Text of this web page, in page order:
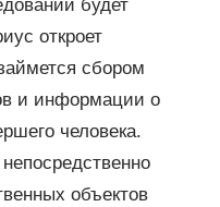
будет
откроет
сбором
и информации о
человека.
объектов